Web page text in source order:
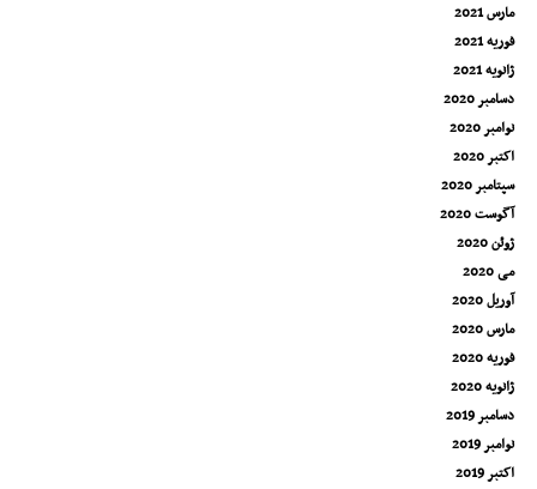
مارس 2021
فوریه 2021
ژانویه 2021
دسامبر 2020
نوامبر 2020
اکتبر 2020
سپتامبر 2020
آگوست 2020
ژوئن 2020
می 2020
آوریل 2020
مارس 2020
فوریه 2020
ژانویه 2020
دسامبر 2019
نوامبر 2019
اکتبر 2019